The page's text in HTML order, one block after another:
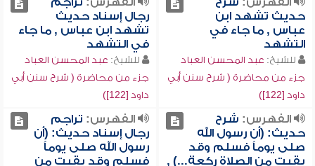
حديث تشهد ابن
عباس , ما جاء في
التشهد
للشيخ: عبد المحسن العباد
جزء من محاضرة ( شرح سنن أبي
داود [122])
رجال إسناد حديث
تشهد ابن عباس , ما جاء
في التشهد
للشيخ: عبد المحسن العباد
جزء من محاضرة ( شرح سنن أبي
داود [122])
الفهرس: شرح
حديث: (أن رسول الله
صلى يوماً فسلم وقد
بقيت من الصلاة ركعة...) ,
الفهرس: تراجم
رجال إسناد حديث: (أن
رسول الله صلى يوماً
فسلم وقد بقيت من